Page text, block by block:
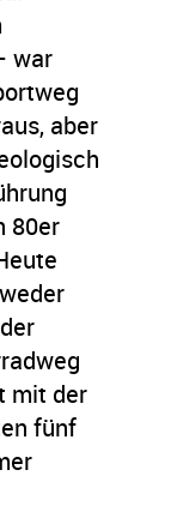
war
aber
80er
mit der
fünf